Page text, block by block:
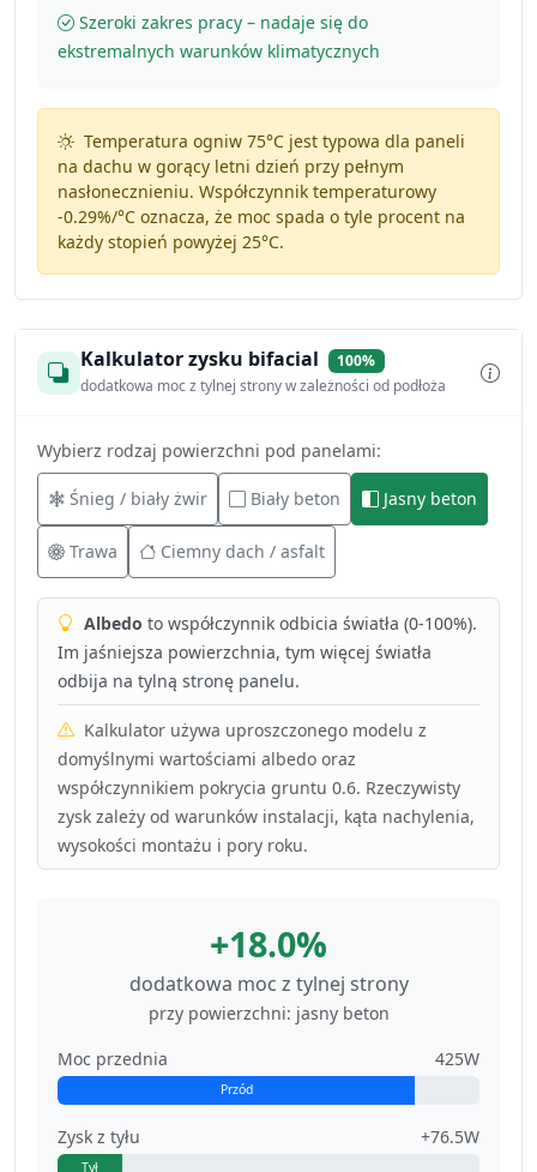
Szeroki zakres pracy – nadaje się do
ekstremalnych warunków klimatycznych
Temperatura ogniw 75°C jest typowa dla paneli
na dachu w gorący letni dzień przy pełnym
nasłonecznieniu. Współczynnik temperaturowy
-0.29%/°Coznacza, że moc spada o tyle procent na
każdy stopień powyżej 25°C.
Kalkulator zysku bifacial
100%
dodatkowa moc z tylnej strony w zależności od podłoża
Wybierz rodzaj powierzchni pod panelami:
Śnieg / biały żwir Biały beton Jasny beton
Trawa Ciemny dach / asfalt
Albedo to współczynnik odbicia światła (0-100%).
Im jaśniejsza powierzchnia, tym więcej światła
odbija na tylną stronę panelu.
Kalkulator używa uproszczonego modelu z
domyślnymi wartościami albedo oraz
współczynnikiem pokrycia gruntu 0.6. Rzeczywisty
zysk zależy od warunków instalacji, kąta nachylenia,
wysokości montażu i pory roku.
+18.0%
dodatkowa moc z tylnej strony
przy powierzchni: jasny beton
Moc przednia
425W
Przód
Zysk z tyłu +76.5W
Tył